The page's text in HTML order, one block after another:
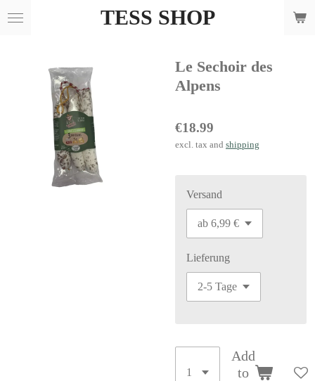
Skip
TESS SHOP
Le Sechoir des
Alpens
€18.99
excl. tax and shipping
Versand
Lieferung
Add
to